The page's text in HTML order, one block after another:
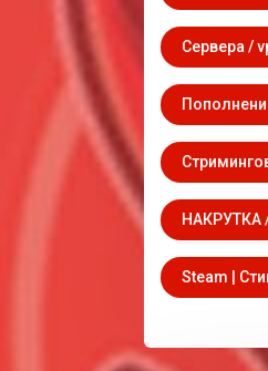
Сервера /
НАКРУТКА
Steam |